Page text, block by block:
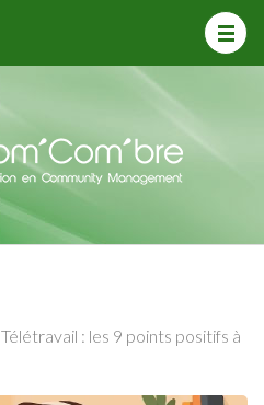
de
Télétravail : les 9 points positifs à